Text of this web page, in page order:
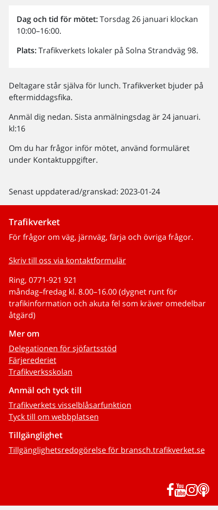
Dag och tid för mötet:Torsdag 26 januari klockan
10:00–16:00.
Plats:Trafikverkets lokaler på Solna Strandväg 98.
Deltagare står själva för lunch. Trafikverket bjuder på
eftermiddagsfika.
Anmäl dig nedan. Sista anmälningsdag är 24 januari.
kl:16
Om du har frågor inför mötet, använd formuläret
under Kontaktuppgifter.
Senast uppdaterad/granskad: 2023-01-24
Trafikverket
För frågor om väg, järnväg, färja och övriga frågor.
Skriv till oss via kontaktformulär
Ring, 0771-921 921
måndag–fredag kl. 8.00–16.00 (dygnet runt för
trafikinformation och akuta fel som kräver omedelbar
åtgärd)
Mer om
Delegationen för sjöfartsstöd
Färjerederiet
Trafikverksskolan
Anmäl och tyck till
Trafikverkets visselblåsarfunktion
Tyck till om webbplatsen
Tillgänglighet
Tillgänglighetsredogörelse för bransch.trafikverket.se
Facebook
YouTube